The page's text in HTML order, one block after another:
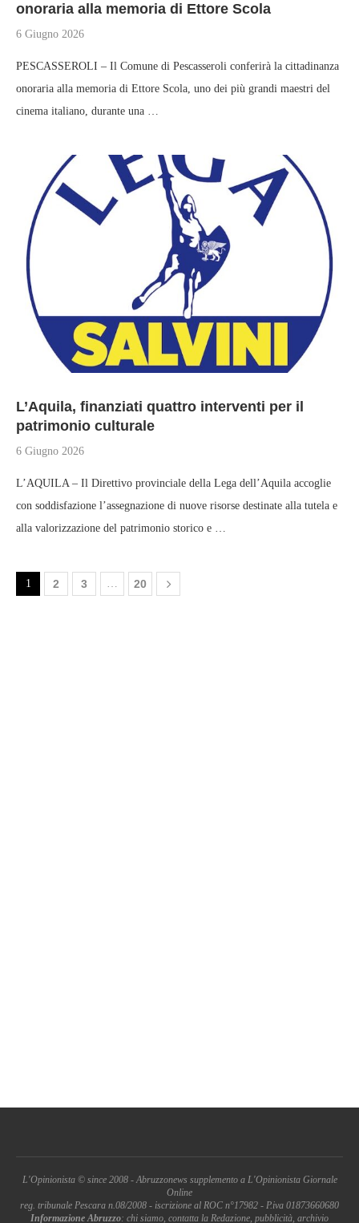
onoraria alla memoria di Ettore Scola
6 Giugno 2026
PESCASSEROLI – Il Comune di Pescasseroli conferirà la cittadinanza
onoraria alla memoria di Ettore Scola, uno dei più grandi maestri del
cinema italiano, durante una …
L’Aquila, finanziati quattro interventi per il
patrimonio culturale
6 Giugno 2026
L’AQUILA – Il Direttivo provinciale della Lega dell’Aquila accoglie
con soddisfazione l’assegnazione di nuove risorse destinate alla tutela e
alla valorizzazione del patrimonio storico e …
1 2 3 … 20
L'Opinionista © since 2008 - Abruzzonews supplemento a L'Opinionista Giornale
Online
reg. tribunale Pescara n.08/2008 - iscrizione al ROC n°17982 - P.iva 01873660680
Informazione Abruzzo: chi siamo, contatta la Redazione, pubblicità, archivio